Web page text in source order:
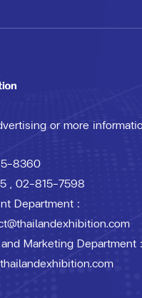
or more
8360
, 02-815-7598
Department :
Marketing Department :